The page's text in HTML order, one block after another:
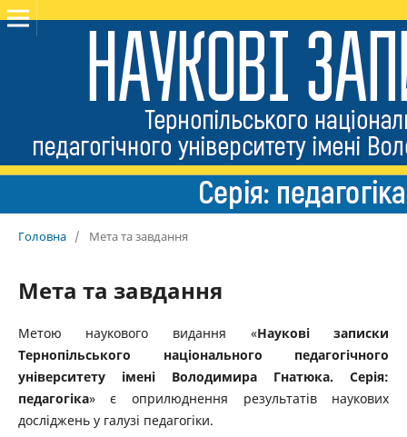
Головна / Мета та завдання
Мета та завдання
Метою наукового видання «Наукові записки
Тернопільського національного педагогічного
університету імені Володимира Гнатюка. Серія:
педагогіка» є оприлюднення результатів наукових
досліджень у галузі педагогіки.